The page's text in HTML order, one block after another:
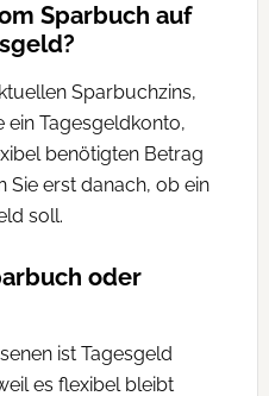
Sparbuch auf
Sparbuchzins,
ein Tagesgeldkonto,
benötigten Betrag
Sie erst danach, ob ein
soll.
oder
ist Tagesgeld
es flexibel bleibt